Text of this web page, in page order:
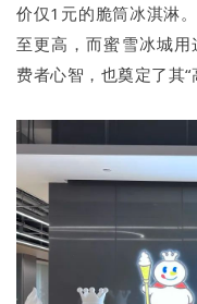
价仅1元的脆筒冰淇淋
至更高，而蜜雪冰城
费者心智，也奠定了其“